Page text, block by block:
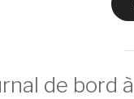
de bord à